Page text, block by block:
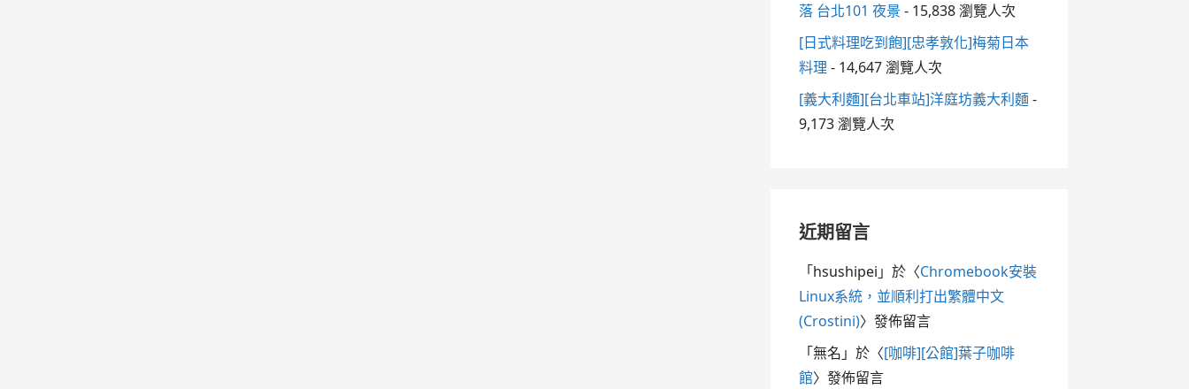
落 台北101 夜景 - 15,838 瀏覽人次
[日式料理吃到飽][忠孝敦化]梅菊日本
料理 - 14,647 瀏覽人次
[義大利麵][台北車站]洋庭坊義大利麵-
9,173 瀏覽人次
近期留言
「hsushipei 」於〈Chromebook安裝
Linux系統，並順利打出繁體中文
(Crostini)〉發佈留言
「無名 」於〈[咖啡][公館]葉子咖啡
館〉發佈留言